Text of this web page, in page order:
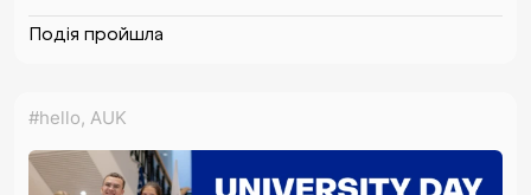
Подія пройшла
#hello, AUK